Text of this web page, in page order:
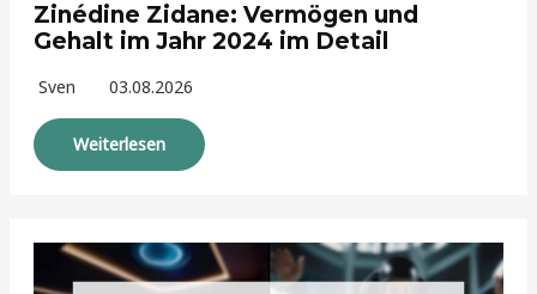
Zinédine Zidane: Vermögen und
Gehalt im Jahr 2024 im Detail
Sven 03.08.2026
Weiterlesen